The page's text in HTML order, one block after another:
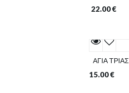
22.00€
ΑΓΙΑ ΤΡΙΑΣ
15.00€